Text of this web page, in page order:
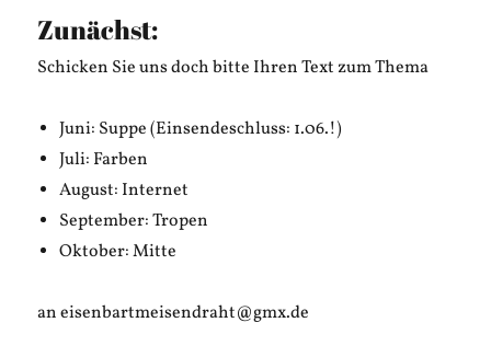
Zunächst:
Schicken Sie uns doch bitte Ihren Text zum Thema
Juni: Suppe (Einsendeschluss: 1.06.!)
Juli: Farben
August: Internet
September: Tropen
Oktober: Mitte
an eisenbartmeisendraht@gmx.de